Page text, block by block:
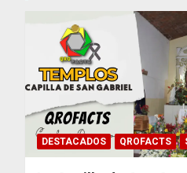
DESTACADOS QROFACTS